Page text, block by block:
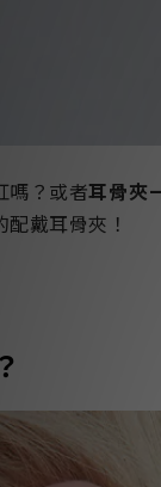
嗎？或者耳骨夾
戴耳骨夾！